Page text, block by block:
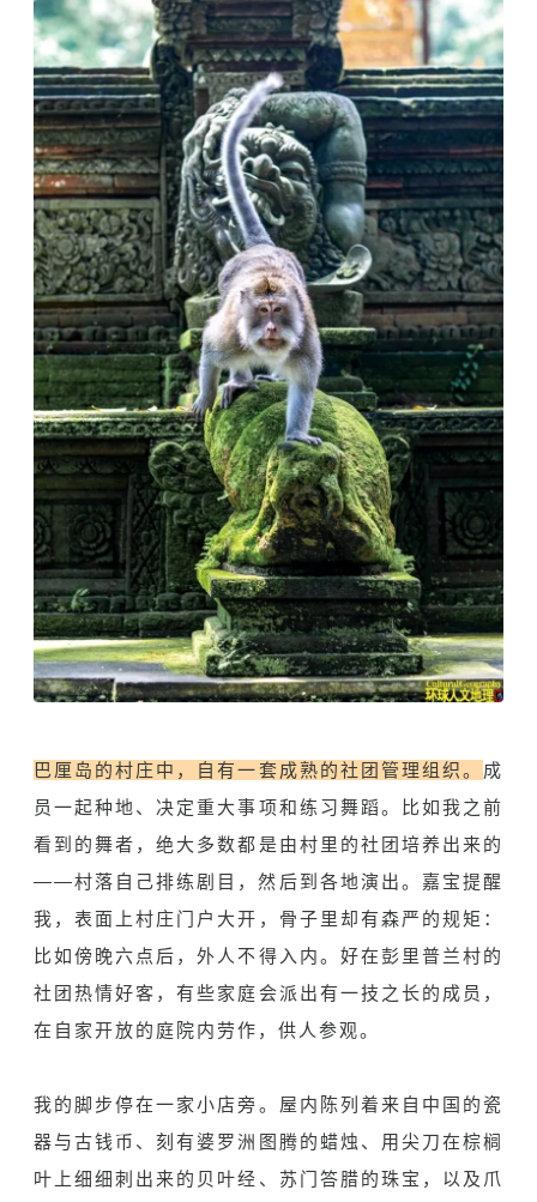
巴厘岛的村庄中，自有一套成熟的社团管理组织。 成
员一起种地、决定重大事项和练习舞蹈。比如我之前
看到的舞者，绝大多数都是由村里的社团培养出来的
——村落自己排练剧目，然后到各地演出。嘉宝提醒
我，表面上村庄门户大开，骨子里却有森严的规矩：
比如傍晚六点后，外人不得入内。好在彭里普兰村的
社团热情好客，有些家庭会派出有一技之长的成员，
在自家开放的庭院内劳作，供人参观。
我的脚步停在一家小店旁。屋内陈列着来自中国的瓷
器与古钱币、刻有婆罗洲图腾的蜡烛、用尖刀在棕榈
叶上细细刺出来的贝叶经、苏门答腊的珠宝，以及爪